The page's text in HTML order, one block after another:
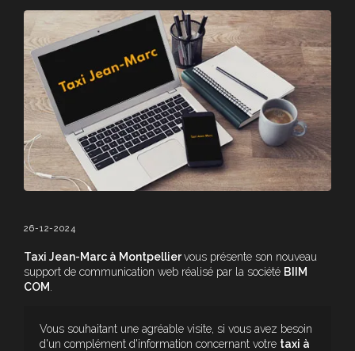
26-12-2024
Taxi Jean-Marc à Montpelliervous présente son nouveau
support de communication web réalisé par la société BIIM
COM
Vous souhaitant une agréable visite, si vous avez besoin
d'un complément d'information concernant votre taxi à